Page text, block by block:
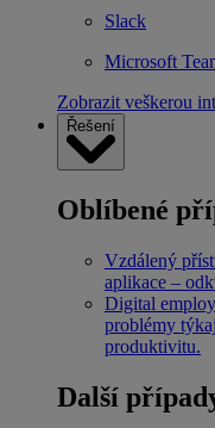
Slack
Microsoft
Zobrazit veškerou
Řešení
Oblíbené
Vzdálený
aplikace –
Digital
problémy
produktivitu.
Další